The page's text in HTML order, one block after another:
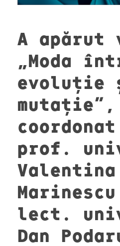
A apărut
„Moda
evoluție
mutație”,
prof.
Valentina
lect.
Dan